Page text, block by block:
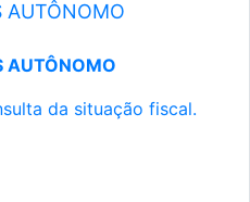
AUTÔNOMO
AUTÔNOMO
da situação fiscal.